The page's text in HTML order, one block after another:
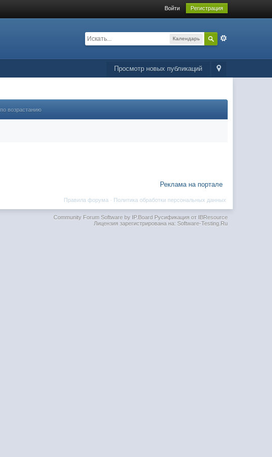
Войти Регистрация
Календарь
Просмотр новых публикаций
по возрастанию
Реклама на портале
Политика обработки персональных данных
Правила форума ·
Community Forum Software by IP.BoardРусификация от IBResource
Лицензия зарегистрирована на: Software-Testing.Ru